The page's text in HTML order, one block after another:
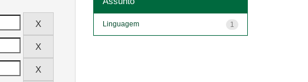
1
Linguagem